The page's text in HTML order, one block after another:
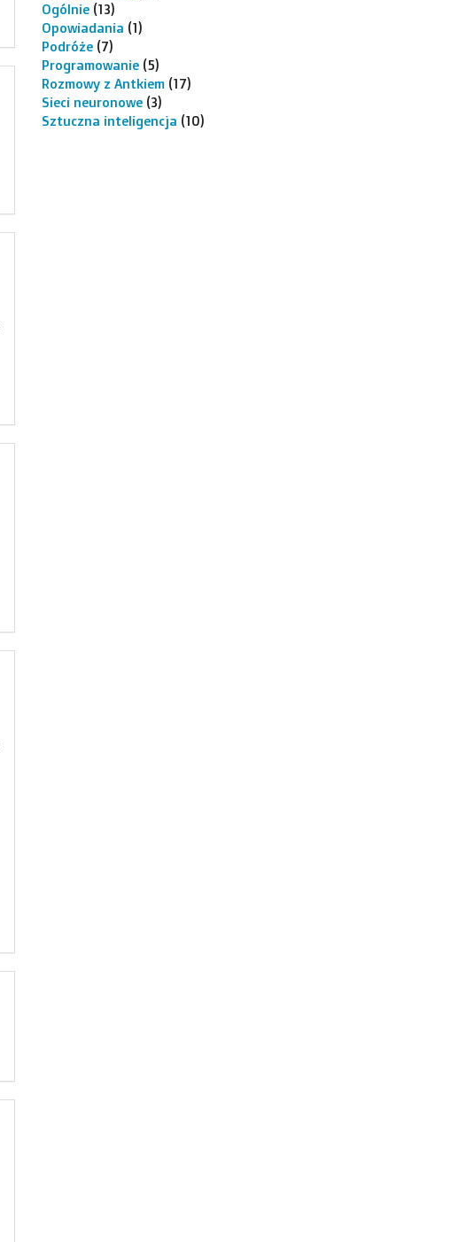
Ogólnie (13)
Opowiadania (1)
Podróże (7)
Programowanie (5)
Rozmowy z Antkiem (17)
Sieci neuronowe (3)
Sztuczna inteligencja (10)